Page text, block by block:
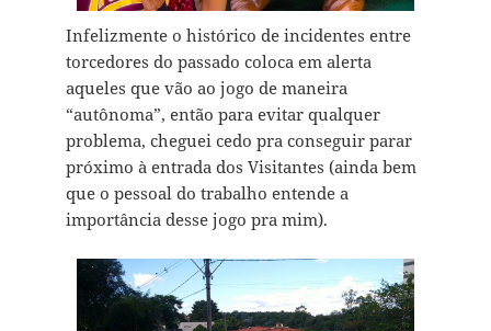
Infelizmente o histórico de incidentes entre
torcedores do passado coloca em alerta
aqueles que vão ao jogo de maneira
“autônoma”, então para evitar qualquer
problema, cheguei cedo pra conseguir parar
próximo à entrada dos Visitantes (ainda bem
que o pessoal do trabalho entende a
importância desse jogo pra mim).